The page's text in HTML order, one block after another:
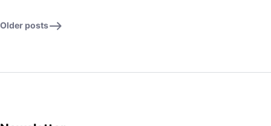
Older posts